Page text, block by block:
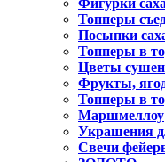
Фигурки
Топперы
Посыпки
Топперы в
Цветы
Фрукты,
Топперы в
Маршмеллоу
Украшения
Свечи